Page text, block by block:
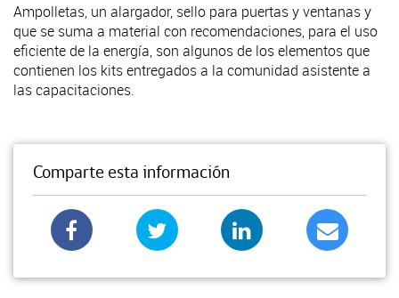
Ampolletas, un alargador, sello para puertas y ventanas y
que se suma a material con recomendaciones, para el uso
eficiente de la energía, son algunos de los elementos que
contienen los kits entregados a la comunidad asistente a
las capacitaciones.
Comparte esta información